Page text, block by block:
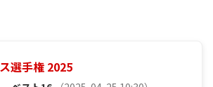
選手権 2025